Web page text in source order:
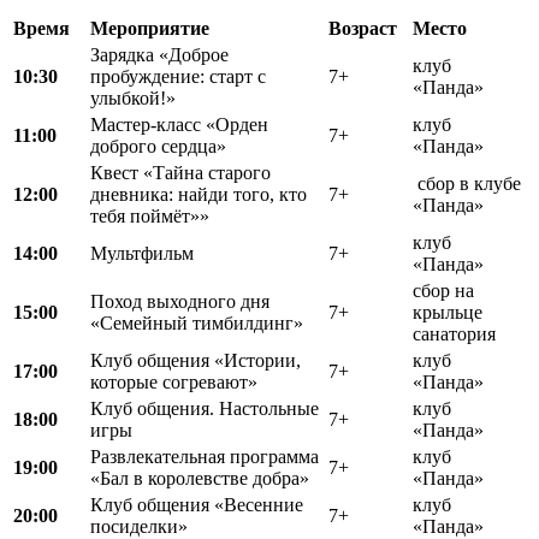
Время Мероприятие Возраст Место
10:30
Зарядка «Доброе
пробуждение: старт с
улыбкой!»
7+
клуб
«Панда»
11:00
Мастер-класс «Орден
доброго сердца»
7+
клуб
«Панда»
12:00
Квест «Тайна старого
дневника: найди того, кто
тебя поймёт»»
7+
сбор в клубе
«Панда»
14:00 Мультфильм 7+
клуб
«Панда»
15:00
Поход выходного дня
«Семейный тимбилдинг»
7+
сбор на
крыльце
санатория
17:00
Клуб общения «Истории,
которые согревают»
7+
клуб
«Панда»
18:00
Клуб общения. Настольные
игры
7+
клуб
«Панда»
19:00
Развлекательная программа
«Бал в королевстве добра»
7+
клуб
«Панда»
20:00
Клуб общения «Весенние
посиделки»
7+
клуб
«Панда»